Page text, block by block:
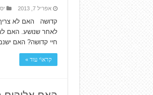
אפריל 7, 2013
קדושה האם לא צריך
לאחר שנושע. האם
חיי קדושה? האם
קרא\י עוד »